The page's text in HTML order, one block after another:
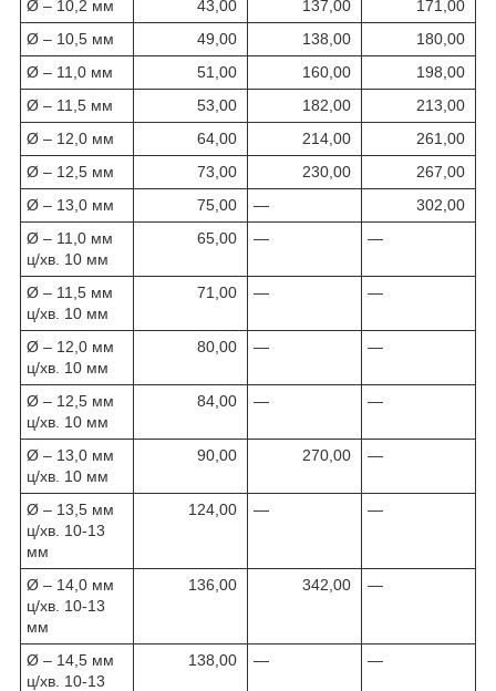
Ø – 10,2 мм
43,00 137,00
171,00
Ø – 10,5 мм
49,00 138,00
180,00
Ø – 11,0 мм
51,00 160,00
198,00
Ø – 11,5 мм
53,00 182,00
213,00
Ø – 12,0 мм
64,00 214,00
261,00
Ø – 12,5 мм
73,00 230,00
267,00
Ø – 13,0 мм
75,00 —
302,00
Ø – 11,0 мм
ц/хв. 10 мм
65,00 — —
Ø – 11,5 мм
ц/хв. 10 мм
71,00 — —
Ø – 12,0 мм
ц/хв. 10 мм
80,00 — —
Ø – 12,5 мм
ц/хв. 10 мм
84,00 — —
Ø – 13,0 мм
ц/хв. 10 мм
90,00 270,00 —
Ø – 13,5 мм
ц/хв. 10-13
мм
124,00 — —
Ø – 14,0 мм
ц/хв. 10-13
мм
136,00 342,00 —
Ø – 14,5 мм
ц/хв. 10-13
138,00 — —